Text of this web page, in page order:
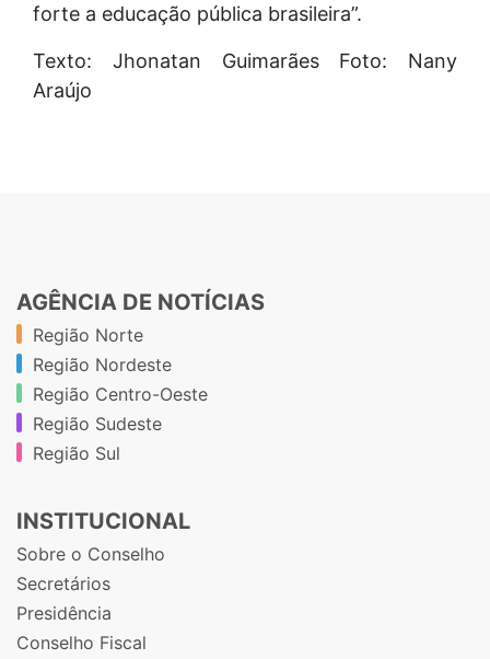
forte a educação pública brasileira”.
Texto: Jhonatan Guimarães Foto: Nany
Araújo
AGÊNCIA DE NOTÍCIAS
Região Norte
Região Nordeste
Região Centro-Oeste
Região Sudeste
Região Sul
INSTITUCIONAL
Sobre o Conselho
Secretários
Presidência
Conselho Fiscal